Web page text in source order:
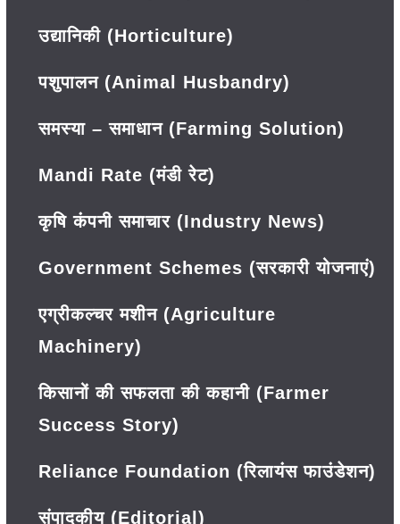
उद्यानिकी (Horticulture)
पशुपालन (Animal Husbandry)
समस्या – समाधान (Farming Solution)
Mandi Rate (मंडी रेट)
कृषि कंपनी समाचार (Industry News)
Government Schemes (सरकारी योजनाएं)
एग्रीकल्चर मशीन (Agriculture
Machinery)
किसानों की सफलता की कहानी (Farmer
Success Story)
Reliance Foundation (रिलायंस फाउंडेशन)
संपादकीय (Editorial)